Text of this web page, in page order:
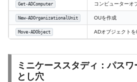
Get-ADComputer コンピューターオ
New-ADOrganizationalUnit OUを作成
Move-ADObject ADオブジェクトを
ミニケーススタディ：パス
とし穴